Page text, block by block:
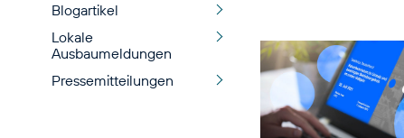
Blogartikel
Lokale
Ausbaumeldungen
Pressemitteilungen